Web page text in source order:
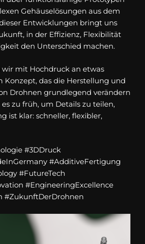
Gehäuselösungen aus dem
Entwicklungen bringt uns
in der Effizienz, Flexibilität
den Unterschied machen.
mit Hochdruck an etwas
Konzept, das die Herstellung und
Drohnen grundlegend verändern
zu früh, um Details zu teilen,
ist klar: schneller, flexibler,
#3DDruck
#AdditiveFertigung
#FutureTech
#EngineeringExcellence
#ZukunftDerDrohnen